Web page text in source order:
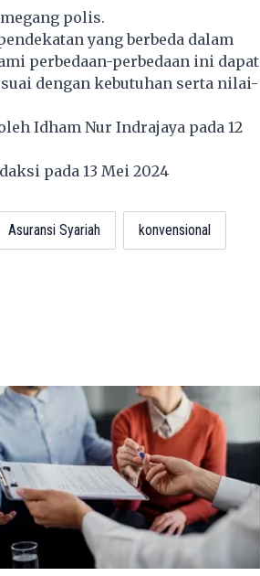
polis.
yang berbeda dalam
perbedaan-perbedaan ini dapat
dengan kebutuhan serta nilai-
Idham Nur Indrajaya pada 12
pada 13 Mei 2024
Asuransi Syariah konvensional